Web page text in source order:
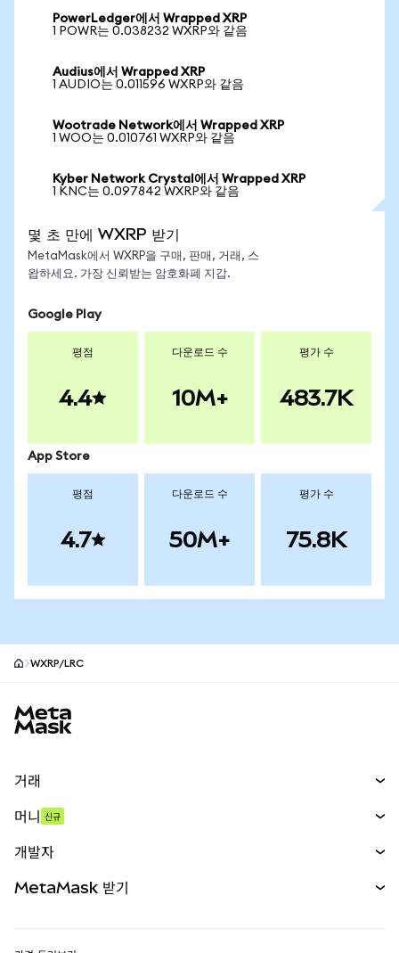
PowerLedger에서 Wrapped XRP
1 POWR는 0.038232 WXRP와 같음
Audius에서 Wrapped XRP
1 AUDIO는 0.011596 WXRP와 같음
Wootrade Network에서 Wrapped XRP
1 WOO는 0.010761 WXRP와 같음
Kyber Network Crystal에서 Wrapped XRP
1 KNC는 0.097842 WXRP와 같음
몇 초 만에 WXRP 받기
MetaMask에서 WXRP을 구매, 판매, 거래, 스
왑하세요. 가장 신뢰받는 암호화폐 지갑.
Google Play
평점
4.4
다운로드 수
10M+
평가 수
483.7K
App Store
평점
4.7
다운로드 수
50M+
평가 수
75.8K
WXRP/LRC
거래
무기한 선물
실물자산
머니 신규
개발자
MetaMask 받기